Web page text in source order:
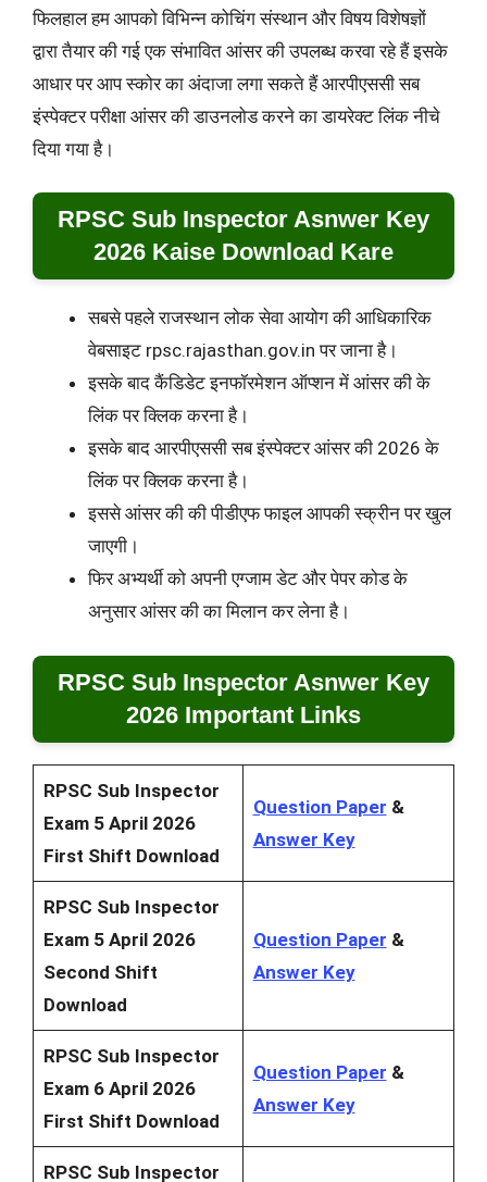
फिलहाल हम आपको विभिन्न कोचिंग संस्थान और विषय विशेषज्ञों
द्वारा तैयार की गई एक संभावित आंसर की उपलब्ध करवा रहे हैं इसके
आधार पर आप स्कोर का अंदाजा लगा सकते हैं आरपीएससी सब
इंस्पेक्टर परीक्षा आंसर की डाउनलोड करने का डायरेक्ट लिंक नीचे
दिया गया है।
RPSC Sub Inspector Asnwer Key
2026 Kaise Download Kare
सबसे पहले राजस्थान लोक सेवा आयोग की आधिकारिक
वेबसाइट rpsc.rajasthan.gov.in पर जाना है।
इसके बाद कैंडिडेट इनफॉरमेशन ऑप्शन में आंसर की के
लिंक पर क्लिक करना है।
इसके बाद आरपीएससी सब इंस्पेक्टर आंसर की 2026 के
लिंक पर क्लिक करना है।
इससे आंसर की की पीडीएफ फाइल आपकी स्क्रीन पर खुल
जाएगी।
फिर अभ्यर्थी को अपनी एग्जाम डेट और पेपर कोड के
अनुसार आंसर की का मिलान कर लेना है।
RPSC Sub Inspector Asnwer Key
2026 Important Links
RPSC Sub Inspector
Exam 5 April 2026
First Shift Download
Question Paper &
Answer Key
RPSC Sub Inspector
Exam 5 April 2026
Second Shift
Download
Question Paper &
Answer Key
RPSC Sub Inspector
Exam 6 April 2026
First Shift Download
Question Paper &
Answer Key
RPSC Sub Inspector